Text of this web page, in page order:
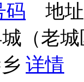
码 地址
（老
详情